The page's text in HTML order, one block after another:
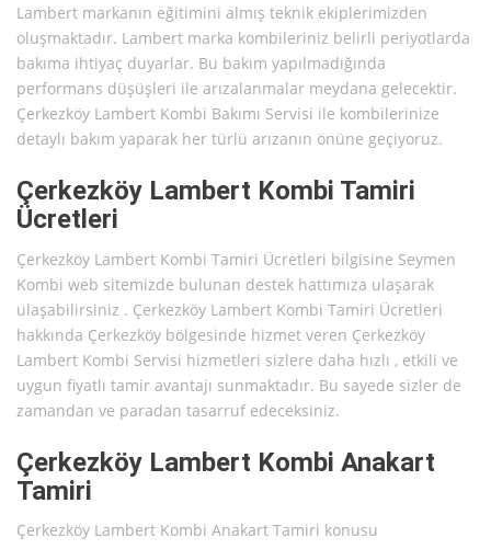
Lambert markanın eğitimini almış teknik ekiplerimizden
oluşmaktadır. Lambert marka kombileriniz belirli periyotlarda
bakıma ihtiyaç duyarlar. Bu bakım yapılmadığında
performans düşüşleri ile arızalanmalar meydana gelecektir.
Çerkezköy Lambert Kombi Bakımı Servisi ile kombilerinize
detaylı bakım yaparak her türlü arızanın önüne geçiyoruz.
Çerkezköy Lambert Kombi Tamiri
Ücretleri
Çerkezköy Lambert Kombi Tamiri Ücretleri bilgisine Seymen
Kombi web sitemizde bulunan destek hattımıza ulaşarak
ulaşabilirsiniz . Çerkezköy Lambert Kombi Tamiri Ücretleri
hakkında Çerkezköy bölgesinde hizmet veren Çerkezköy
Lambert Kombi Servisi hizmetleri sizlere daha hızlı , etkili ve
uygun fiyatlı tamir avantajı sunmaktadır. Bu sayede sizler de
zamandan ve paradan tasarruf edeceksiniz.
Çerkezköy Lambert Kombi Anakart
Tamiri
Çerkezköy Lambert Kombi Anakart Tamiri konusu